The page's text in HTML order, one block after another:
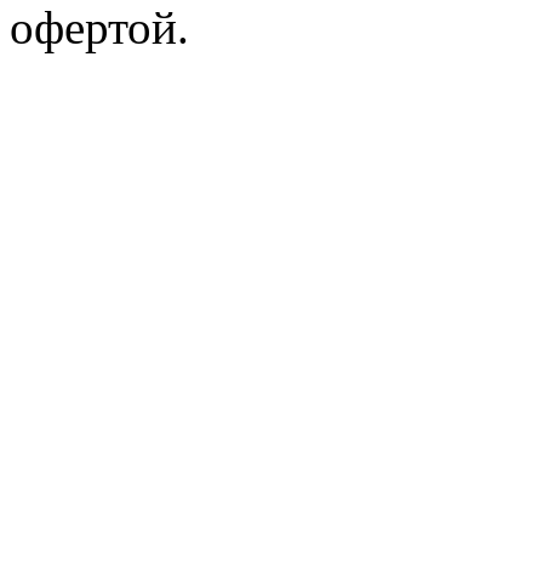
офертой.